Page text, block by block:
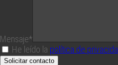
Mensaje*
He leído la política de
Solicitar contacto